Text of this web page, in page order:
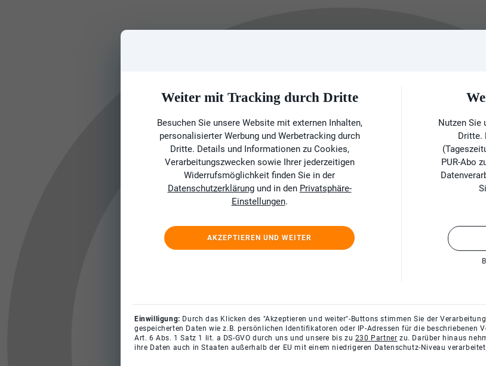
Weiter mit Tracking durch Dritte
Besuchen Sie unsere Website mit externen Inhalten,
personalisierter Werbung und Werbetracking durch
Dritte. Details und Informationen zu Cookies,
Verarbeitungszwecken sowie Ihrer jederzeitigen
Widerrufsmöglichkeit finden Sie in der
Datenschutzerklärungund in den Privatsphäre-
Einstellungen.
AKZEPTIEREN UND WEITER
Nutzen Sie
Dritte.
PUR-Abo
Einwilligung: Durch das Klicken des "Akzeptieren und weiter"-Buttons stimmen Sie der
gespeicherten Daten wie z.B. persönlichen Identifikatoren oder IP-Adressen für die beschriebenen
Art. 6 Abs. 1 Satz 1 lit. a DS-GVO durch uns und unsere bis zu 230 Partner zu. Darüber hinaus
ihre Daten auch in Staaten außerhalb der EU mit einem niedrigeren Datenschutz-Niveau